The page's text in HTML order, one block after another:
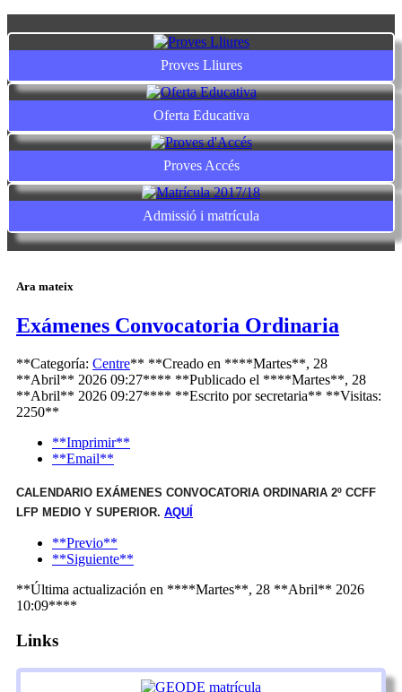
Proves Lliures
Oferta Educativa
Proves Accés
Admissió i matrícula
Ara mateix
Exámenes Convocatoria Ordinaria
**Categoría: Centre** **Creado en ****Martes**, 28
**Abril** 2026 09:27**** **Publicado el ****Martes**, 28
**Abril** 2026 09:27**** **Escrito porsecretaria** **Visitas:
2250**
**Imprimir**
**Email**
CALENDARIO EXÁMENES CONVOCATORIA ORDINARIA 2º CCFF
LFP MEDIO Y SUPERIOR. AQUÍ
**Previo**
**Siguiente**
**Última actualización en ****Martes**, 28 **Abril** 2026
10:09****
Links